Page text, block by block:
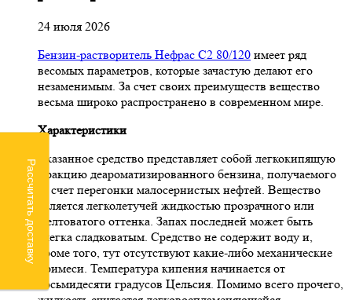
24 июля 2026
Бензин-растворитель Нефрас С2 80/120 имеет ряд
весомых параметров, которые зачастую делают его
незаменимым. За счет своих преимуществ вещество
весьма широко распространено в современном мире.
Характеристики
Указанное средство представляет собой легкокипящую
фракцию деароматизированного бензина, получаемого
за счет перегонки малосернистых нефтей. Вещество
является легколетучей жидкостью прозрачного или
желтоватого оттенка. Запах последней может быть
слегка сладковатым. Средство не содержит воду и,
кроме того, тут отсутствуют какие-либо механические
примеси. Температура кипения начинается от
восьмидесяти градусов Цельсия. Помимо всего прочего,
Рассчитать доставку